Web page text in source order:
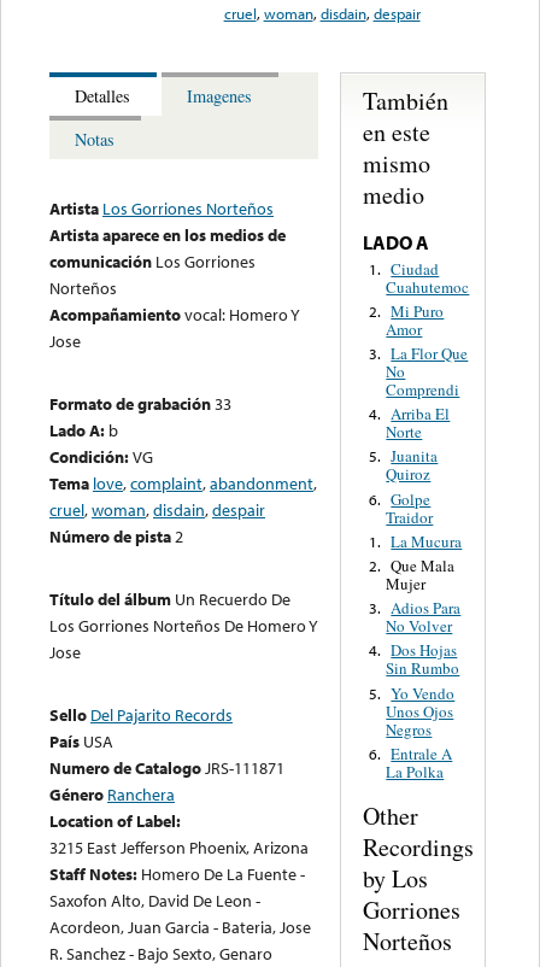
cruel,woman,disdain,despair
Detalles
Imagenes
Notas
Artista Los Gorriones Norteños
Artista aparece en los medios de
comunicación Los Gorriones
Norteños
Acompañamientovocal: Homero Y
Jose
Formato de grabación33
Lado A: b
Condición:VG
Tema love,complaint,abandonment,
cruel,woman,disdain,despair
Número de pista2
Título del álbum Un Recuerdo De
Los Gorriones Norteños De Homero Y
Jose
Sello Del Pajarito Records
País USA
Numero de CatalogoJRS-111871
Género Ranchera
Location of Label:
3215 East Jefferson Phoenix, Arizona
Staff Notes: Homero De La Fuente -
Saxofon Alto, David De Leon -
Acordeon, Juan Garcia - Bateria, Jose
R. Sanchez - Bajo Sexto, Genaro
También
en este
mismo
medio
LADO A
1. Ciudad
Cuahutemoc
2. Mi Puro
Amor
3. La Flor Que
No
Comprendi
4. Arriba El
Norte
5. Juanita
Quiroz
6. Golpe
Traidor
1. La Mucura
2. Que Mala
Mujer
3. Adios Para
No Volver
4. Dos Hojas
Sin Rumbo
5. Yo Vendo
Unos Ojos
Negros
6. Entrale A
La Polka
Other
Recordings
by Los
Gorriones
Norteños